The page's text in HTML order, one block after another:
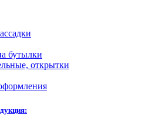
бутылки
открытки